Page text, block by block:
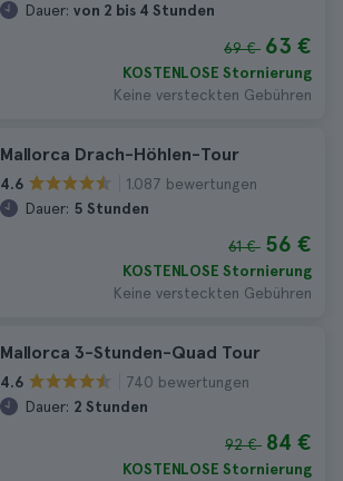
Dauer: von 2 bis 4 Stunden
69 € 63 €
KOSTENLOSE Stornierung
Keine versteckten Gebühren
Mallorca Drach-Höhlen-Tour
4.6
1.087 bewertungen
Dauer: 5 Stunden
61 € 56 €
KOSTENLOSE Stornierung
Keine versteckten Gebühren
Mallorca 3-Stunden-Quad Tour
4.6
740 bewertungen
Dauer: 2 Stunden
92 € 84 €
KOSTENLOSE Stornierung